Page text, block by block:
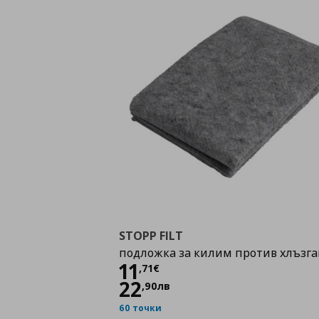
STOPP FILT
подложка за килим против
11,71€
Цена
22,90лв
60 точки